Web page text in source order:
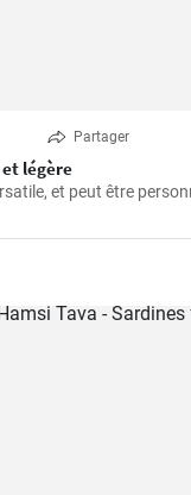
Partager
légère
et peut être